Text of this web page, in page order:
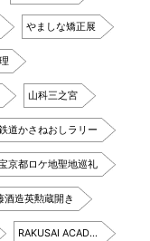
やましな矯正展
山科三之宮
道かさねおしラリー
京都ロケ地聖地巡礼
酒造英勲蔵開き
RAKUSAI ACAD…